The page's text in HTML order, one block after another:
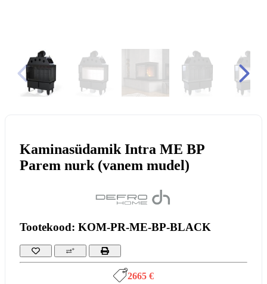
Kaminasüdamik Intra ME BP
Parem nurk (vanem mudel)
Tootekood: KOM-PR-ME-BP-BLACK
2665 €